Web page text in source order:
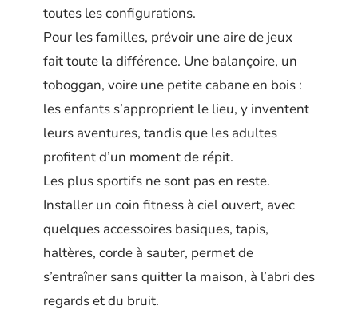
toutes les configurations.
Pour les familles, prévoir une aire de jeux
fait toute la différence. Une balançoire, un
toboggan, voire une petite cabane en bois :
les enfants s’approprient le lieu, y inventent
leurs aventures, tandis que les adultes
profitent d’un moment de répit.
Les plus sportifs ne sont pas en reste.
Installer un coin fitness à ciel ouvert, avec
quelques accessoires basiques, tapis,
haltères, corde à sauter, permet de
s’entraîner sans quitter la maison, à l’abri des
regards et du bruit.